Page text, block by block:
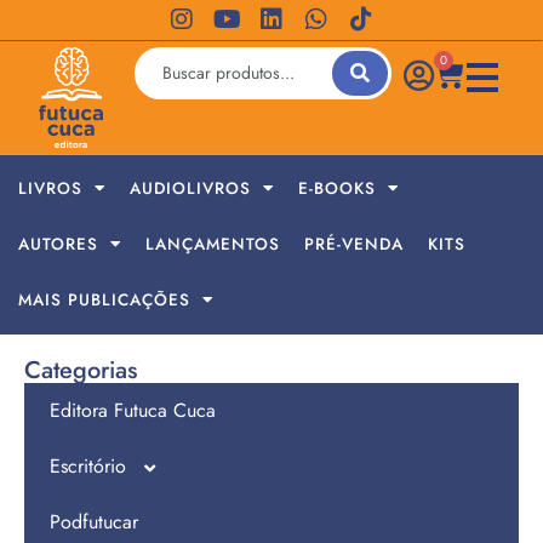
0
LIVROS AUDIOLIVROS E-BOOKS
AUTORES LANÇAMENTOS PRÉ-VENDA KITS
MAIS PUBLICAÇÕES
Categorias
Editora Futuca Cuca
Escritório
Jornada de Empreendedores
Podfutucar